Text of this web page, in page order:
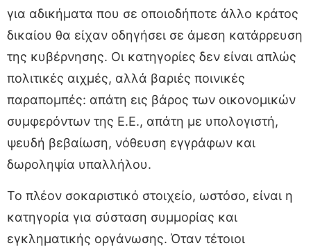
για αδικήματα που σε οποιοδήποτε άλλο κράτος
δικαίου θα είχαν οδηγήσει σε άμεση κατάρρευση
της κυβέρνησης. Οι κατηγορίες δεν είναι απλώς
πολιτικές αιχμές, αλλά βαριές ποινικές
παραπομπές: απάτη εις βάρος των οικονομικών
συμφερόντων της Ε.Ε., απάτη με υπολογιστή,
ψευδή βεβαίωση, νόθευση εγγράφων και
δωροληψία υπαλλήλου.
Το πλέον σοκαριστικό στοιχείο, ωστόσο, είναι η
κατηγορία για σύσταση συμμορίας και
εγκληματικής οργάνωσης. Όταν τέτοιοι